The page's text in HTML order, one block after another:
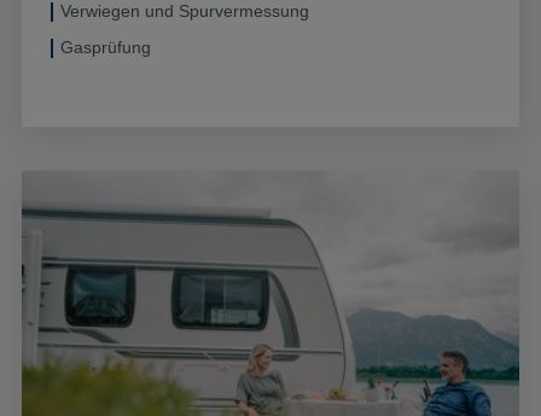
Verwiegen und Spurvermessung
Gasprüfung